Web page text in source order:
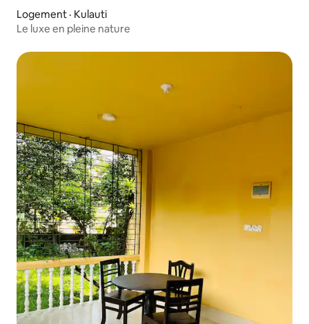
Logement · Kulauti
Le luxe en pleine nature